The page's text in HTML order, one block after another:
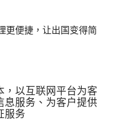
更便捷，让出国变得简
，以互联网平台为客
息服务、为客户提供
服务